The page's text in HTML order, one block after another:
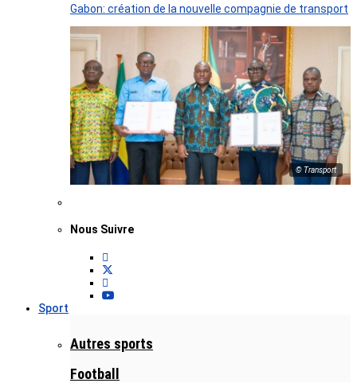
Gabon: création de la nouvelle compagnie de transport
© Transport
Nous Suivre
Sport
Autres sports
Football